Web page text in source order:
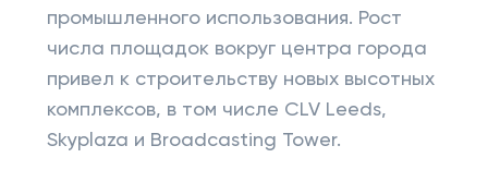
промышленного использования. Рост
числа площадок вокруг центра города
привел к строительству новых высотных
комплексов, в том числе CLV Leeds,
Skyplaza и Broadcasting Tower.